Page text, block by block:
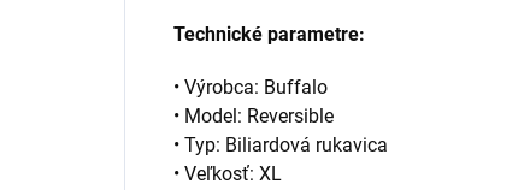
Technické parametre:
• Výrobca: Buffalo
• Model: Reversible
• Typ: Biliardová rukavica
• Veľkosť: XL